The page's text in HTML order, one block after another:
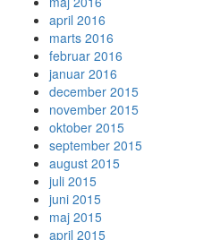
april 2016
marts 2016
februar 2016
januar 2016
december 2015
november 2015
oktober 2015
september 2015
august 2015
juli 2015
juni 2015
maj 2015
april 2015